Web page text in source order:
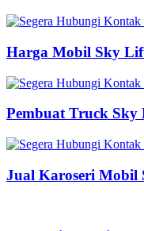
Harga Mobil Sky
Pembuat Truck
Jual Karoseri Mobil